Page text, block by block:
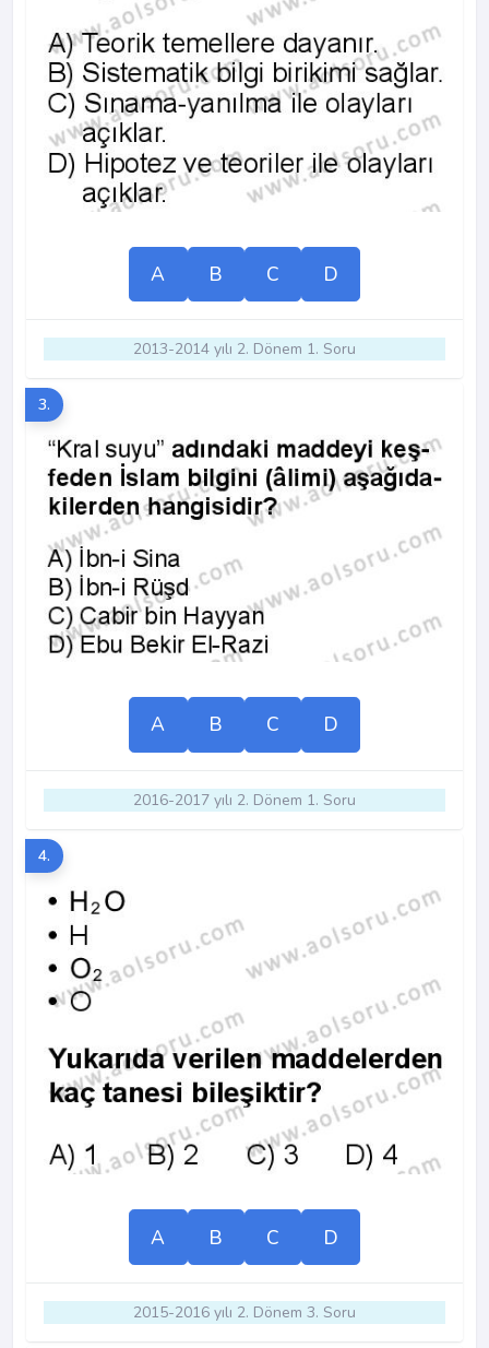
A B C D
2013-2014 yılı 2. Dönem 1. Soru
3.
A B C D
2016-2017 yılı 2. Dönem 1. Soru
4.
A B C D
2015-2016 yılı 2. Dönem 3. Soru